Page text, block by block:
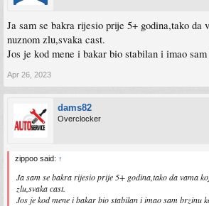
Ja sam se bakra rijesio prije 5+ godina,tako da
nuznom zlu,svaka cast.
Jos je kod mene i bakar bio stabilan i imao
Apr 26, 2023
dams82
Overclocker
zippoo said: ↑
Ja sam se bakra rijesio prije 5+ godina,tako da vama
zlu,svaka cast.
Jos je kod mene i bakar bio stabilan i imao sam brzinu